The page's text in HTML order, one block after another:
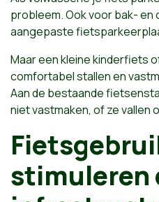
probleem. Ook voor bak-
aangepaste
Maar een kleine kinderfiets
comfortabel stallen en
Aan de bestaande
niet vastmaken, of ze vallen
stimuleren